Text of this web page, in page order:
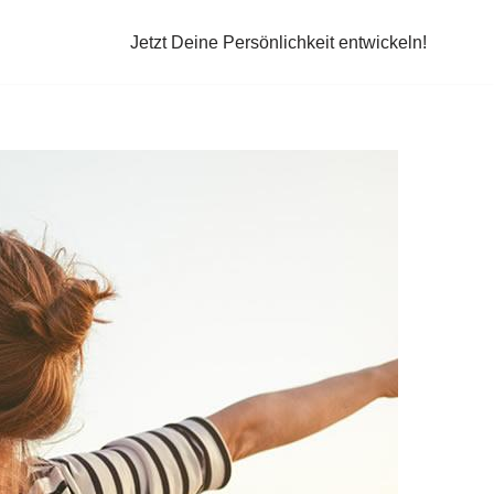
Jetzt Deine Persönlichkeit entwickeln!